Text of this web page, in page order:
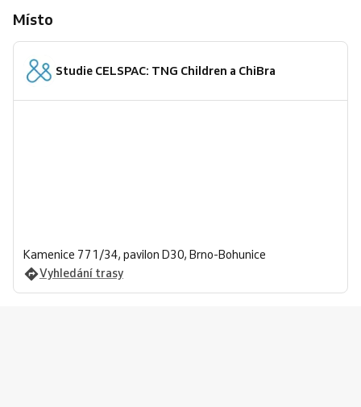
Místo
Studie CELSPAC: TNG Children a ChiBra
Kamenice 771/34, pavilon D30, Brno-Bohunice
Vyhledání trasy